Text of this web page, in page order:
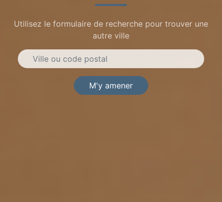
Utilisez le formulaire de recherche pour trouver une
autre ville
M'y amener